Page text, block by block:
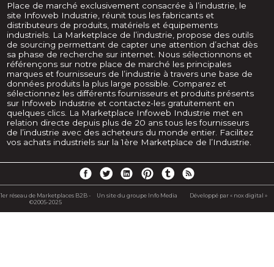
Place de marché exclusivement consacrée à l’industrie, le
site Infoweb Industrie, réunit tous les fabricants et
distributeurs de produits, matériels et équipements
industriels. La Marketplace de l’industrie, propose des outils
de sourcing permettant de capter une attention d’achat dès
sa phase de recherche sur internet. Nous sélectionnons et
référençons sur notre place de marché les principales
marques et fournisseurs de l’industrie à travers une base de
données produits la plus large possible. Comparez et
sélectionnez les différents fournisseurs et produits présents
sur Infoweb Industrie et contactez-les gratuitement en
quelques clics. La Marketplace Infoweb Industrie met en
relation directe depuis plus de 20 ans tous les fournisseurs
de l’industrie avec des acheteurs du monde entier. Facilitez
vos achats industriels sur la 1ère Marketplace de l’Industrie.
1er réseau de Marketplaces B2B -
©2005-2025
Un site du groupe Info Media Développé par « nox digital »